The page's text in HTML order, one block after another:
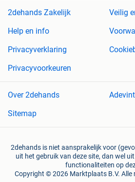
2dehands Zakelijk
Veilig
Help en info
Privacyverklaring
Privacyvoorkeuren
Over 2dehands
Sitemap
2dehands is niet aansprakelijk voor
uit het gebruik van deze site, dan wel
functionaliteiten op
Copyright © 2026 Marktplaats B.V. Alle